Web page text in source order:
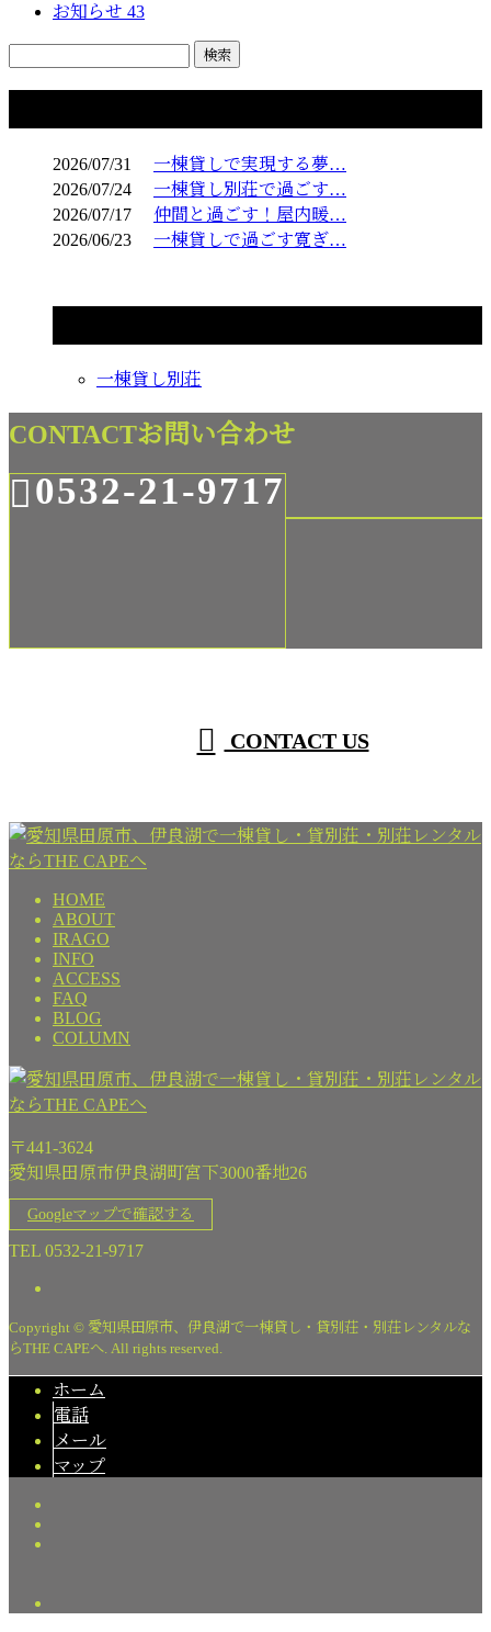
お知らせ 43
2026/07/31
一棟貸しで実現する夢…
2026/07/24
一棟貸し別荘で過ごす…
2026/07/17
仲間と過ごす！屋内暖…
2026/06/23
一棟貸しで過ごす寛ぎ…
一棟貸し別荘
CONTACTお問い合わせ
0532-21-9717
CONTACT US
HOME
ABOUT
IRAGO
INFO
ACCESS
FAQ
BLOG
COLUMN
〒441-3624
愛知県田原市伊良湖町宮下3000番地26
Googleマップで確認する
TEL 0532-21-9717
Copyright © 愛知県田原市、伊良湖で一棟貸し・貸別荘・別荘レンタルな
らTHE CAPEへ. All rights reserved.
ホーム
電話
メール
マップ